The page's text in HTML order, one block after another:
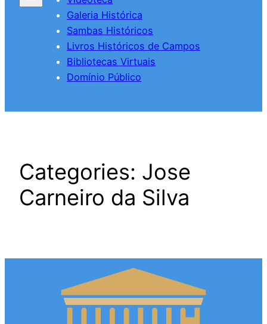
Galeria Histórica
Sambas Históricos
Livros Históricos de Campos
Bibliotecas Virtuais
Domínio Público
Categories: Jose
Carneiro da Silva